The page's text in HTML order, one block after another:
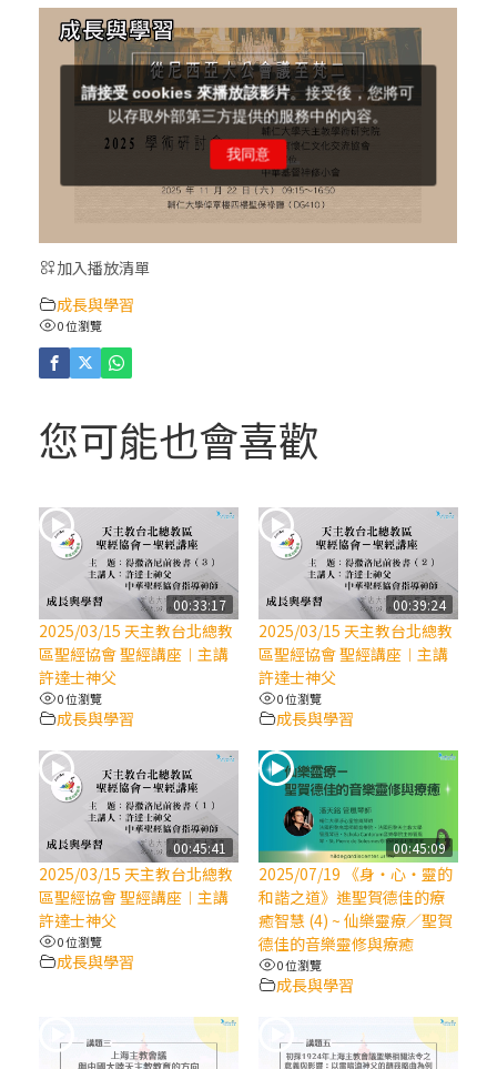
【信仰之旅】第十一集：「教 會」(推廣片)
【信仰之旅】第十一集：「教 會」—林必能
神父
【信仰之旅】第十集：「逾越奧蹟」— 錢玲
(5)黃敏正主教帶你做「四旬期避靜」—【逾
人相遇
(2)黃敏正主教帶你做「四旬期避靜」—【逾
越的智慧】：七項齋戒的意義與益處
【信仰之旅】第九集：「如果你的痛苦比快
樂多」—歐義明神父 / 應芝莉老師
越的智慧】：聖方濟的靈修，「不占為己
有」
【信仰之旅】第八集：「耶穌為什麼降生到
人世」—高樂祈修女
2025/10/10【萬物讚頌頌歌 – 太陽與生態音
樂會】紀念聖方濟與已逝教宗方濟各（中）
2025/10/10【萬物讚頌頌歌 – 太陽與生態音
樂會】紀念聖方濟與已逝教宗方濟各（下）
加入播放清單
成長與學習
0 位瀏覽
您可能也會喜歡
00:33:17
2025/03/15 天主教台北總教
區聖經協會 聖經講座︱主講
許達士神父
0 位瀏覽
成長與學習
00:39:24
2025/03/15 天主教台北總教
區聖經協會 聖經講座︱主講
許達士神父
0 位瀏覽
成長與學習
00:45:41
2025/03/15 天主教台北總教
區聖經協會 聖經講座︱主講
許達士神父
0 位瀏覽
成長與學習
00:45:09
2025/07/19 《身‧心‧靈的
和諧之道》進聖賀德佳的療
癒智慧 (4) ~ 仙樂靈療／聖賀
德佳的音樂靈修與療癒
0 位瀏覽
成長與學習